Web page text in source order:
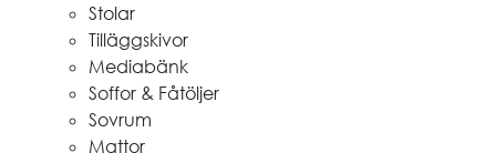
Stolar
Tilläggskivor
Mediabänk
Soffor & Fåtöljer
Sovrum
Mattor